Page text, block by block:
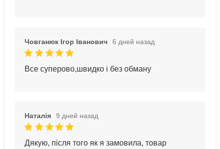
Човганюк Ігор Іванович 6 дней назад
Все суперово,швидко і без обману
Наталія 9 дней назад
Дякую, після того як я замовила, товар